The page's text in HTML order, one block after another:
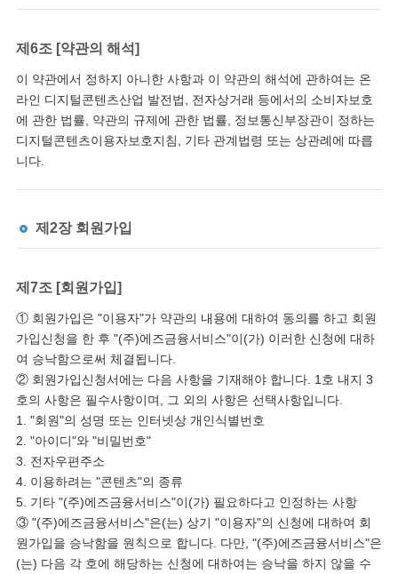
제6조 [약관의 해석]
이 약관에서 정하지 아니한 사항과 이 약관의 해석에 관하여는 온
라인 디지털콘텐츠산업 발전법, 전자상거래 등에서의 소비자보호
에 관한 법률, 약관의 규제에 관한 법률, 정보통신부장관이 정하는
디지털콘텐츠이용자보호지침, 기타 관계법령 또는 상관례에 따릅
니다.
제2장 회원가입
제7조 [회원가입]
① 회원가입은 "이용자"가 약관의 내용에 대하여 동의를 하고 회원
가입신청을 한 후 "(주)에즈금융서비스"이(가) 이러한 신청에 대하
여 승낙함으로써 체결됩니다.
② 회원가입신청서에는 다음 사항을 기재해야 합니다. 1호 내지 3
호의 사항은 필수사항이며, 그 외의 사항은 선택사항입니다.
1. "회원"의 성명 또는 인터넷상 개인식별번호
2. "아이디"와 "비밀번호"
3. 전자우편주소
4. 이용하려는 "콘텐츠"의 종류
5. 기타 "(주)에즈금융서비스"이(가) 필요하다고 인정하는 사항
③ "(주)에즈금융서비스"은(는) 상기 "이용자"의 신청에 대하여 회
원가입을 승낙함을 원칙으로 합니다. 다만, "(주)에즈금융서비스"은
(는) 다음 각 호에 해당하는 신청에 대하여는 승낙을 하지 않을 수